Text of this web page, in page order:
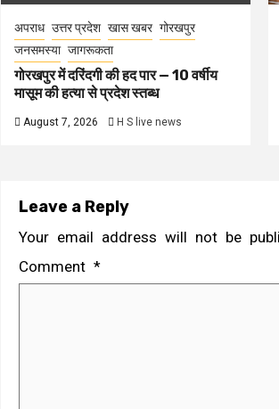
अपराध उत्तर प्रदेश खास खबर गोरखपुर
जनसमस्या जागरूकता
गोरखपुर में दरिंदगी की हद पार — 10 वर्षीय
मासूम की हत्या से प्रदेश स्तब्ध
August 7, 2026 H S live news
Leave a Reply
Your email address will not be
Comment *